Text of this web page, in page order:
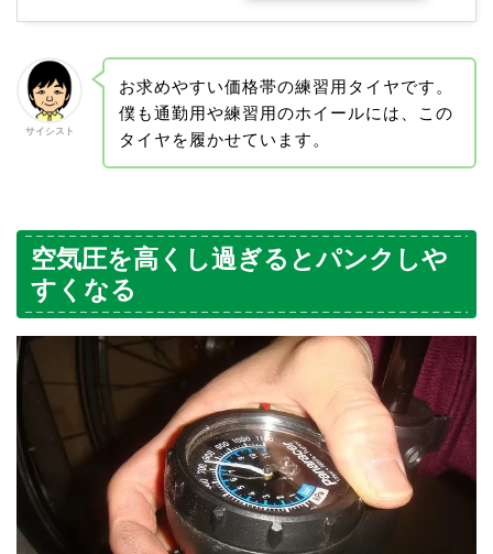
サイシスト
お求めやすい価格帯の練習用タイヤです。
僕も通勤用や練習用のホイールには、この
タイヤを履かせています。
空気圧を高くし過ぎるとパンクしや
すくなる